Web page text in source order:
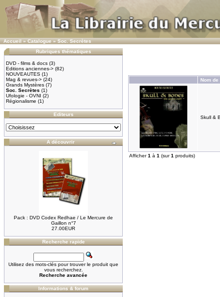
Accueil»Catalogue»Soc. Secrètes
Rubriques thématiques
DVD - films & docs (3)
Editions anciennes-> (82)
NOUVEAUTES (1)
Mag & revues-> (24)
Grands Mystères (7)
Soc. Secrètes (1)
Ufologie - OVNI (2)
Régionalisme (1)
Editeurs
A découvrir
Pack : DVD Codex Redhae / Le Mercure de
Gaillon n°7
27.00EUR
Recherche rapide
Utilisez des mots-clés pour trouver le produit que
vous recherchez.
Recherche avancée
Informations & forum
Nom
Skull &
Afficher1 à 1 (sur1 produits)